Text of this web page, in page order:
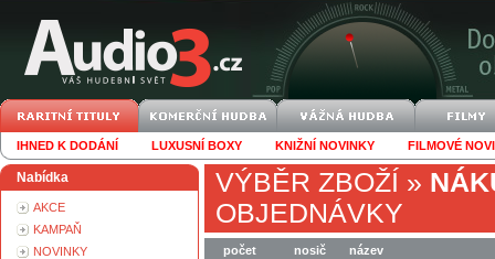
IHNED K DODÁNÍ LUXUSNÍ BOXY KNIŽNÍ NOVINKY FILMOVÉ
Nabídka
AKCE
KAMPAŇ
NOVINKY
VÝBĚR ZBOŽÍ »
OBJEDNÁVKY
počet nosič
název